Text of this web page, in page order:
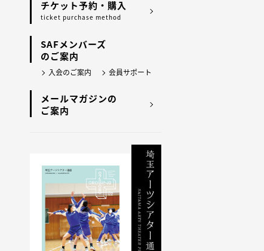
チケット予約・購入
ticket purchase method
SAFメンバーズ
のご案内
入会のご案内 会員サポート
メールマガジンの
ご案内